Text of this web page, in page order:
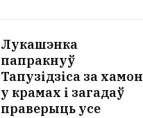
Лукашэнка
папракнуў
Тапузідзіса за хамон
у крамах і загадаў
праверыць усе